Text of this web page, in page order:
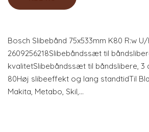
Bosch Slibebånd 75x533mm K80 R:w
2609256218Slibebåndssæt til
kvalitetSlibebåndssæt til båndslibere, 3
80Høj slibeeffekt og lang standtidTil
Makita, Metabo, Skil,…